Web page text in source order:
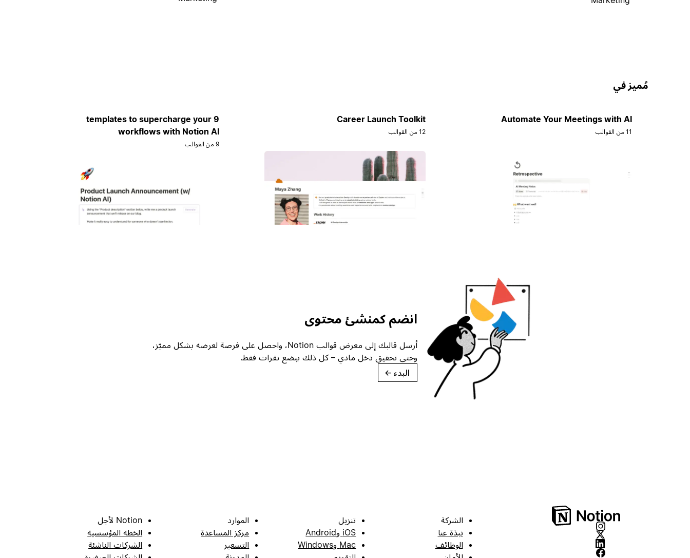
مُميز في
Automate Your Meetings with AI
11 من القوالب
Career Launch Toolkit
12 من القوالب
9 templates to supercharge your
workflows with Notion AI
9 من القوالب
انضم كمنشئ محتوى
أرسل قالبك إلى معرض قوالب Notion، واحصل على فرصة لعرضه بشكل مميّز،
وحتى تحقيق دخل مادي – كل ذلك ببضع نقرات فقط.
البدء →
الشركة
نبذة عنا
الوظائف
تنزيل
iOS وAndroid
Mac وWindows
الموارد
مركز المساعدة
التسعير
Notion لأجل
الخطة المؤسسية
الشركات الناشئة